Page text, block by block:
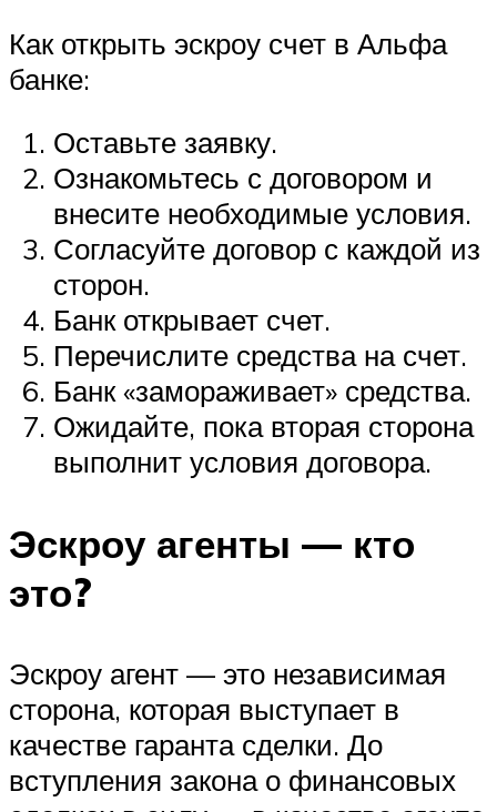
Как открыть эскроу счет в Альфа
банке:
Оставьте заявку.
Ознакомьтесь с договором и
внесите необходимые условия.
Согласуйте договор с каждой из
сторон.
Банк открывает счет.
Перечислите средства на счет.
Банк «замораживает» средства.
Ожидайте, пока вторая сторона
выполнит условия договора.
Эскроу агенты — кто
это?
Эскроу агент — это независимая
сторона, которая выступает в
качестве гаранта сделки. До
вступления закона о финансовых